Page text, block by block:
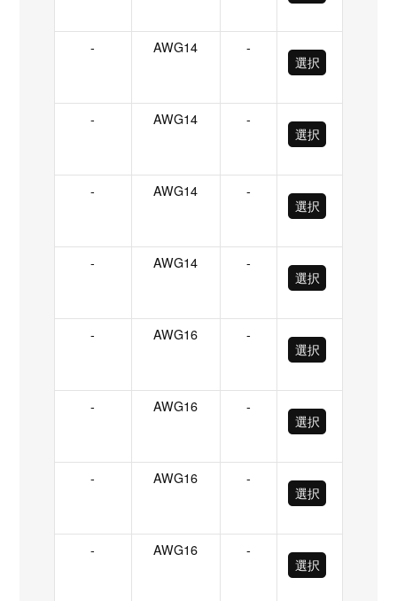
- AWG14
-
選択
- AWG14
-
選択
- AWG14
-
選択
- AWG14
-
選択
- AWG16
-
選択
- AWG16
-
選択
- AWG16
-
選択
- AWG16
-
選択